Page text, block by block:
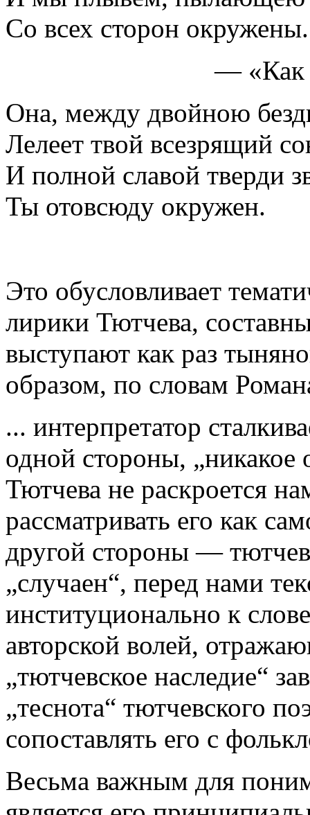
Со всех сторон окружены.
— «Как
Она, между двойною
Лелеет твой всезрящий
И полной славой тверди
Ты отовсюду окружен.
Это обусловливает
лирики Тютчева,
выступают как раз
образом, по словам
... интерпретатор
одной стороны, „никакое
Тютчева не раскроется
рассматривать его как
другой стороны —
„случаен“, перед нами
институционально к
авторской волей,
„тютчевское наследие“
„теснота“ тютчевского
сопоставлять его с
Весьма важным для